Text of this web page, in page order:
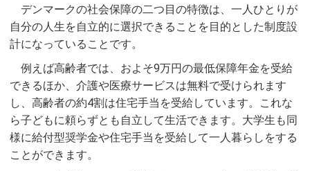
デンマークの社会保障の二つ目の特徴は、一人ひとりが
自分の人生を自立的に選択できることを目的とした制度設
計になっていることです。
例えば高齢者では、およそ9万円の最低保障年金を受給
できるほか、介護や医療サービスは無料で受けられます
し、高齢者の約4割は住宅手当を受給しています。これな
ら子どもに頼らずとも自立して生活できます。大学生も同
様に給付型奨学金や住宅手当を受給して一人暮らしをする
ことができます。